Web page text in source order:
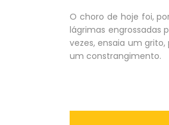
O choro de hoje foi,
lágrimas engrossadas
vezes, ensaia um
um constrangimento.